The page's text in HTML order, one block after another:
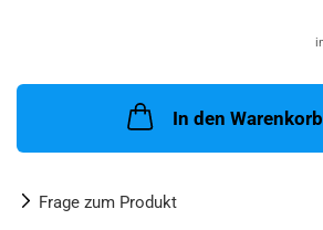
In den Warenkorb
Frage zum Produkt